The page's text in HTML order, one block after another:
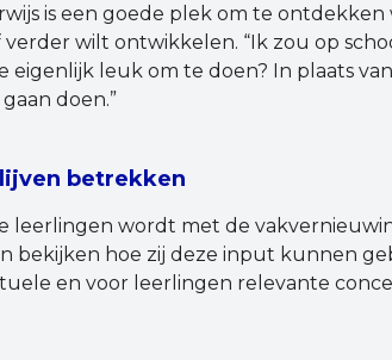
is een goede plek om te ontdekken
verder wilt ontwikkelen. “Ik zou op
eigenlijk leuk om te doen? In plaats
doen.”
betrekken
leerlingen wordt met de
bekijken hoe zij deze input kunnen
en voor leerlingen relevante